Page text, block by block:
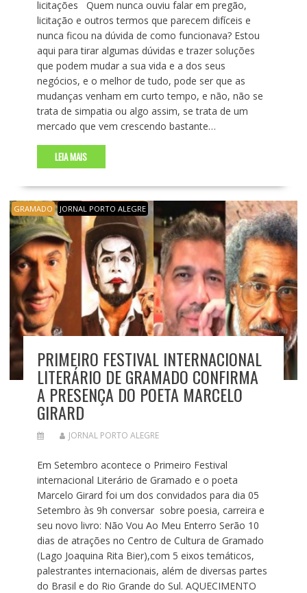
licitações Quem nunca ouviu falar em pregão,
licitação e outros termos que parecem difíceis e
nunca ficou na dúvida de como funcionava? Estou
aqui para tirar algumas dúvidas e trazer soluções
que podem mudar a sua vida e a dos seus
negócios, e o melhor de tudo, pode ser que as
mudanças venham em curto tempo, e não, não se
trata de simpatia ou algo assim, se trata de um
mercado que vem crescendo bastante…
LEIA MAIS
GRAMADO JORNAL PORTO ALEGRE
PRIMEIRO FESTIVAL INTERNACIONAL
LITERÁRIO DE GRAMADO CONFIRMA
A PRESENÇA DO POETA MARCELO
GIRARD
JORNAL PORTO ALEGRE
Em Setembro acontece o Primeiro Festival
internacional Literário de Gramado e o poeta
Marcelo Girard foi um dos convidados para dia 05
Setembro às 9h conversar sobre poesia, carreira e
seu novo livro: Não Vou Ao Meu Enterro Serão 10
dias de atrações no Centro de Cultura de Gramado
(Lago Joaquina Rita Bier),com 5 eixos temáticos,
palestrantes internacionais, além de diversas partes
do Brasil e do Rio Grande do Sul. AQUECIMENTO